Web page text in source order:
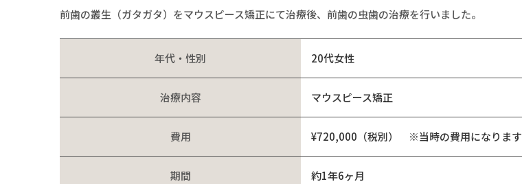
前歯の叢生（ガタガタ）をマウスピース矯正にて治療後、前歯の虫歯の治療を行いました。
年代・性別 20代女性
治療内容 マウスピース矯正
費用 ¥720,000（税別） ※当時の費用になります
期間 約1年6ヶ月